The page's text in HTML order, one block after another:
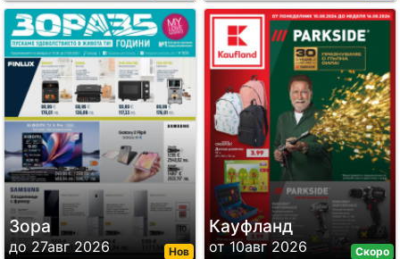
Нов
Зора
до 27авг 2026 Скоро
Кауфланд
от 10авг 2026